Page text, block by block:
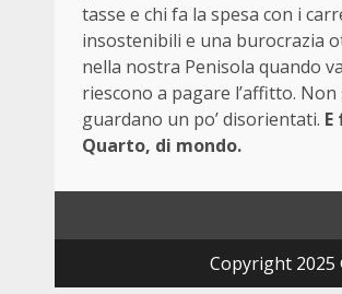
tasse e chi fa la spesa con i
insostenibili e una burocrazia
nella nostra Penisola quando
riescono a pagare l’affitto.
guardano un po’ disorientati.
Quarto, di mondo.
Copyright 2025